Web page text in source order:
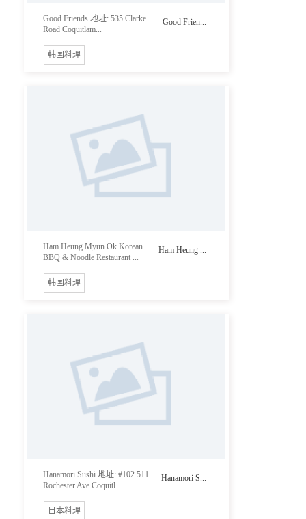
Good Frien...
Good Friends 地址: 535 Clarke
Road Coquitlam...
韩国料理
Ham Heung ...
Ham Heung Myun Ok Korean
BBQ & Noodle Restaurant ...
韩国料理
Hanamori S...
Hanamori Sushi 地址: #102 511
Rochester Ave Coquitl...
日本料理